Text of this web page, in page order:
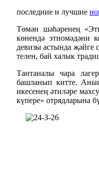
последние и лучшие
Төмән шәһәренең
көнендә этномәдәни
девизы астында җәйге
телен, бай халык
Тантаналы чара
башланып китте.
икесенең әтиләре
күпере» отрядларына